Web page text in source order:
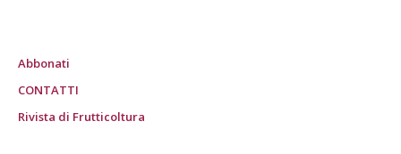
Abbonati
CONTATTI
Rivista di Frutticoltura